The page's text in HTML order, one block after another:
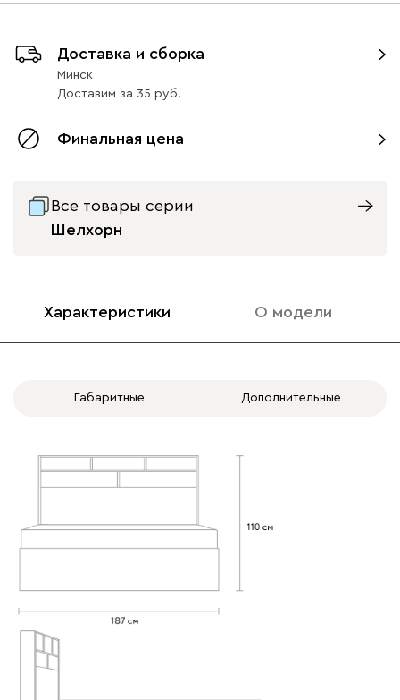
Доставка и сборка
Минск
Доставим за 35
Финальная цена
Все товары серии
Шелхорн
Характеристики О модели
Габаритные Дополнительные